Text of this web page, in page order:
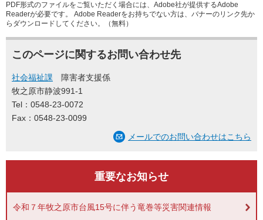
PDF形式のファイルをご覧いただく場合には、Adobe社が提供するAdobe
Readerが必要です。
Adobe Readerをお持ちでない方は、バナーのリンク先か
らダウンロードしてください。（無料）
このページに関するお問い合わせ先
社会福祉課
障害者支援係
牧之原市静波991-1
Tel：0548-23-0072
Fax：0548-23-0099
メールでのお問い合わせはこちら
重要なお知らせ
令和７年牧之原市台風15号に伴う竜巻等災害関連情報